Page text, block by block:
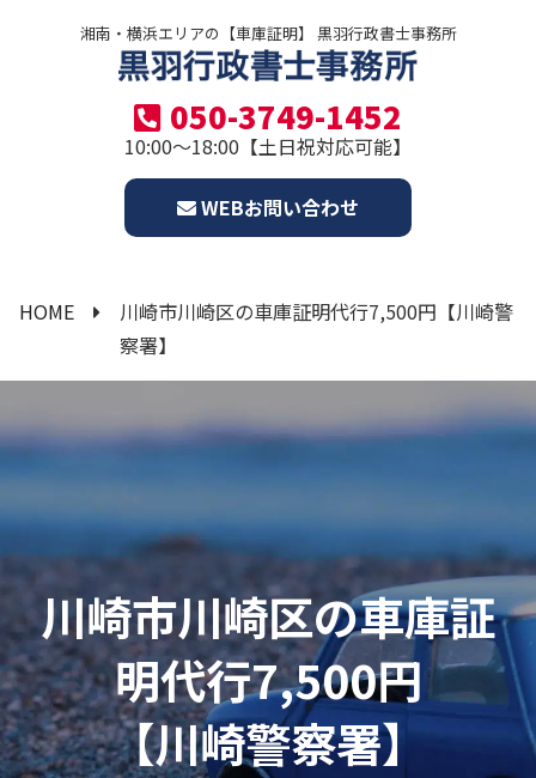
湘南・横浜エリアの【車庫証明】 黒羽行政書士事務所
050-3749-1452
10:00～18:00【土日祝対応可能】
WEBお問い合わせ
HOME
川崎市川崎区の車庫証明代行7,500円【川崎警
察署】
川崎市川崎区の車庫証
明代行7,500円
【川崎警察署】